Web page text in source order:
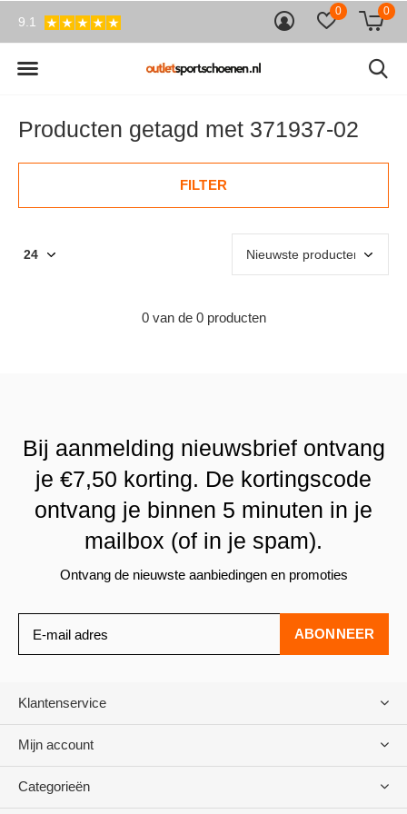
0 0
9.1
Producten getagd met 371937-02
FILTER
0 van de 0 producten
Bij aanmelding nieuwsbrief ontvang
je €7,50 korting. De kortingscode
ontvang je binnen 5 minuten in je
mailbox (of in je spam).
Ontvang de nieuwste aanbiedingen en promoties
ABONNEER
Klantenservice
Mijn account
Categorieën